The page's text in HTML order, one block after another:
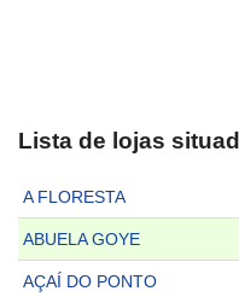
Lista de lojas
A FLORESTA
ABUELA GOYE
AÇAÍ DO PONTO